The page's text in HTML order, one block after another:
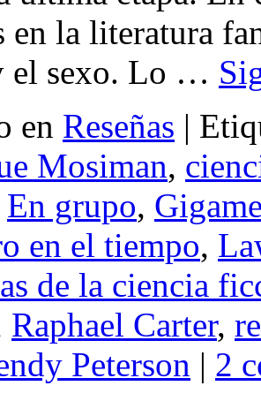
en la literatura
el sexo. Lo …
en Reseñas |
Mosiman,
En grupo,
en el tiempo,
de la ciencia
Raphael Carter,
Peterson | 2